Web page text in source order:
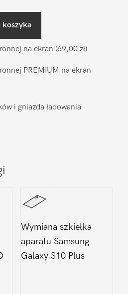
koszyka
na ekran (69,00 zł)
PREMIUM na ekran
i gniazda ładowania
Wymiana szkiełka
aparatu Samsung
Galaxy S10 Plus